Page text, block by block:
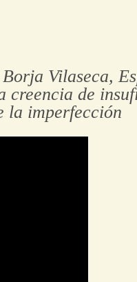
Vilaseca,
creencia de
la imperfección